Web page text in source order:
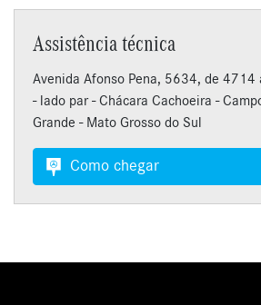
Assistência técnica
Avenida Afonso Pena, 5634, de 4714
- lado par - Chácara Cachoeira -
Grande - Mato Grosso do Sul
Como chegar